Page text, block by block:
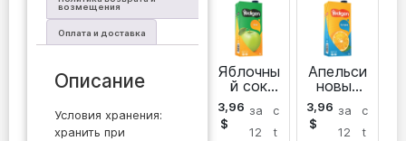
возмещения
Оплата и доставка
Описание
Условия хранения:
хранить при
Яблочны
й сок
Yedigen
3,96
$
за
12
c
t
Апельси
новый
сок
Yedigen
3,96
$
за
12
c
t